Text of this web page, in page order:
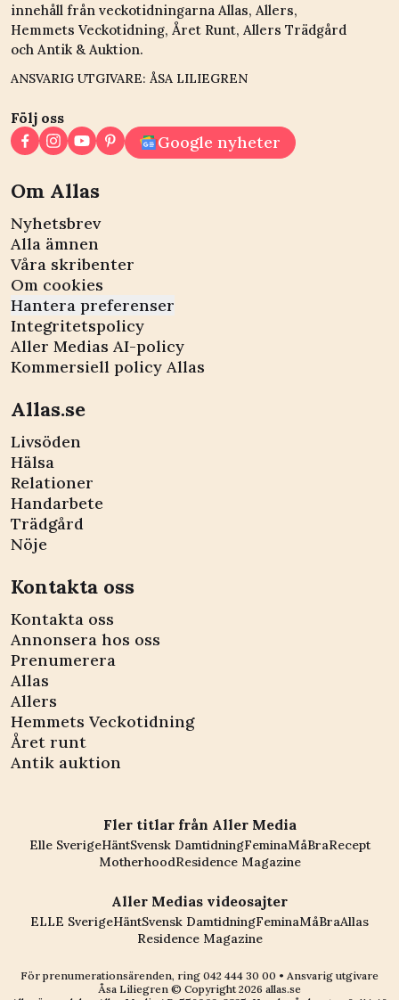
innehåll från veckotidningarna Allas, Allers,
Hemmets Veckotidning, Året Runt, Allers Trädgård
och Antik & Auktion.
ANSVARIG UTGIVARE: ÅSA LILIEGREN
Följ oss
Google nyheter
Om Allas
Nyhetsbrev
Alla ämnen
Våra skribenter
Om cookies
Hantera preferenser
Integritetspolicy
Aller Medias AI-policy
Kommersiell policy Allas
Allas.se
Livsöden
Hälsa
Relationer
Handarbete
Trädgård
Nöje
Kontakta oss
Kontakta oss
Annonsera hos oss
Prenumerera
Allas
Allers
Hemmets Veckotidning
Året runt
Antik auktion
Fler titlar från Aller Media
Elle SverigeHäntSvensk DamtidningFeminaMåBraRecept
MotherhoodResidence Magazine
Aller Medias videosajter
ELLE SverigeHäntSvensk DamtidningFeminaMåBraAllas
Residence Magazine
För prenumerationsärenden, ring 042 444 30 00 • Ansvarig utgivare
Åsa Liliegren © Copyright2026 allas.se